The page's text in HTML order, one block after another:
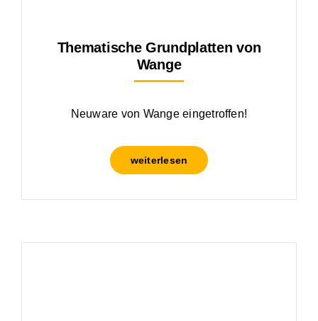
Thematische Grundplatten von
Wange
Neuware von Wange eingetroffen!
weiterlesen